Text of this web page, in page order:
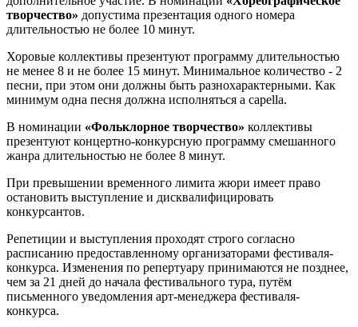
творчество» допустима презентация одного номера
длительностью не более 10 минут.
Хоровые коллективы презентуют программу длительностью
не менее 8 и не более 15 минут. Минимальное количество - 2
песни, при этом они должны быть разнохарактерными. Как
минимум одна песня должна исполняться a capella.
В номинации «Фольклорное творчество» коллективы
презентуют концертно-конкурсную программу смешанного
жанра длительностью не более 8 минут.
При превышении временного лимита жюри имеет право
остановить выступление и дисквалифицировать
конкурсантов.
Репетиции и выступления проходят строго согласно
расписанию предоставленному организаторами фестиваля-
конкурса. Изменения по репертуару принимаются не позднее,
чем за 21 дней до начала фестивального тура, путём
письменного уведомления арт-менеджера фестиваля-
конкурса.